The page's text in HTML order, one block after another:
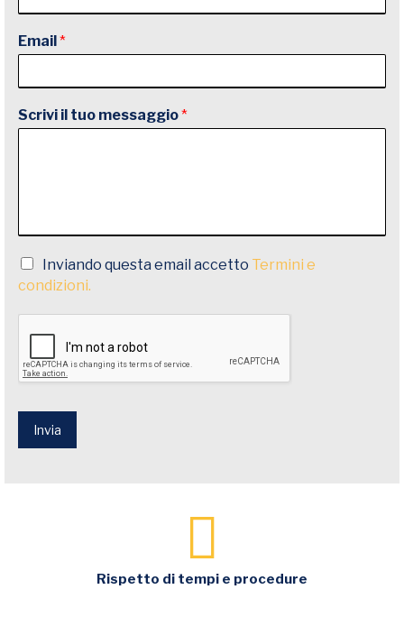
Email*
Scrivi il tuo messaggio*
Inviando questa email accetto Termini e
condizioni.
Invia
Rispetto di tempi e procedure